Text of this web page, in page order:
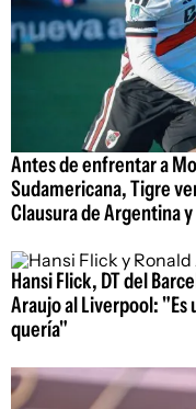
Antes de enfrentar a
Sudamericana, Tigre
Clausura de Argentina
Hansi Flick, DT del
Araujo al Liverpool:
quería"